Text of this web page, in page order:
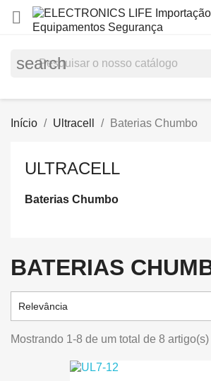

search
Início Ultracell Baterias Chumbo
ULTRACELL
Baterias Chumbo
BATERIAS
Relevância
Mostrando 1-8 de um total de 8 artigo(s)